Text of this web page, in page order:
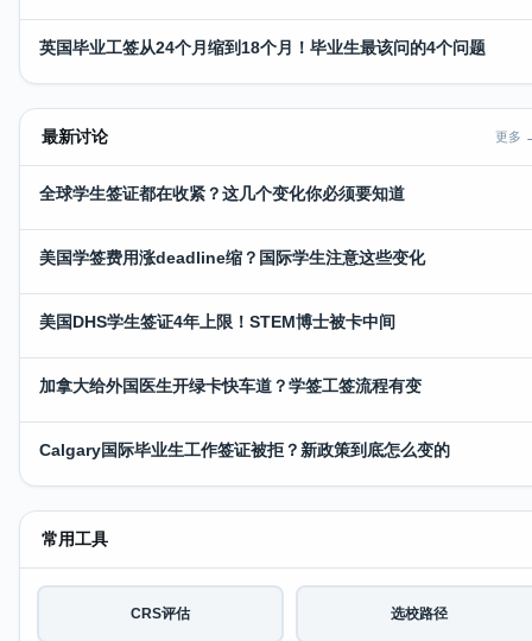
英国毕业工签从24个月缩到18个月！毕业生最该问的4个问题
最新讨论 更多
全球学生签证都在收紧？这几个变化你必须要知道
美国学签费用涨deadline缩？国际学生注意这些变化
美国DHS学生签证4年上限！STEM博士被卡中间
加拿大给外国医生开绿卡快车道？学签工签流程有变
Calgary国际毕业生工作签证被拒？新政策到底怎么变的
常用工具
CRS评估 选校路径